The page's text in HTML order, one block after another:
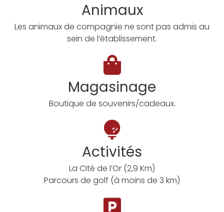
Animaux
Les animaux de compagnie ne sont pas admis au
sein de l’établissement.
Magasinage
Boutique de souvenirs/cadeaux.
Activités
La Cité de l’Or (2,9 Km)
Parcours de golf (à moins de 3 km)